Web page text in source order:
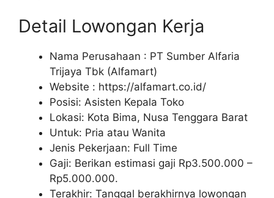
Detail Lowongan Kerja
Nama Perusahaan : PT Sumber Alfaria
Trijaya Tbk (Alfamart)
Website : https://alfamart.co.id/
Posisi: Asisten Kepala Toko
Lokasi: Kota Bima, Nusa Tenggara Barat
Untuk: Pria atau Wanita
Jenis Pekerjaan: Full Time
Gaji: Berikan estimasi gaji Rp3.500.000 –
Rp5.000.000.
Terakhir: Tanggal berakhirnya lowongan